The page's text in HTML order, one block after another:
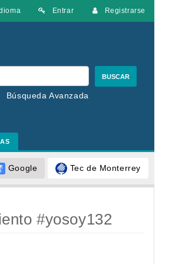
Entrar Registrarse
BUSCAR
Búsqueda Avanzada
Google Tec de Monterrey
#yosoy132